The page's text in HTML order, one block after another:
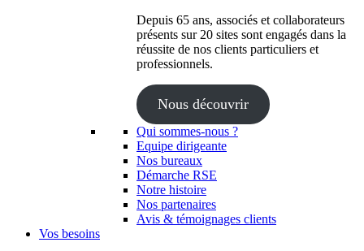
Depuis 65 ans, associés et collaborateurs
présents sur 20 sites sont engagés dans la
réussite de nos clients particuliers et
professionnels.
Nous découvrir
Qui sommes-nous ?
Equipe dirigeante
Nos bureaux
Démarche RSE
Notre histoire
Nos partenaires
Avis & témoignages clients
Vos besoins